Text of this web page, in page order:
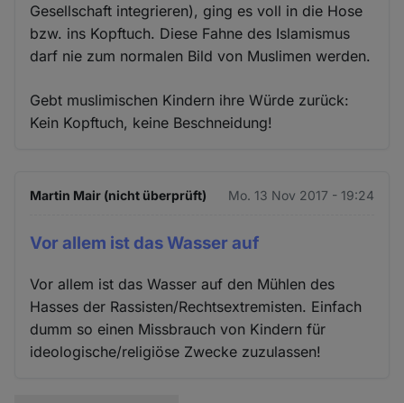
Gesellschaft integrieren), ging es voll in die Hose
bzw. ins Kopftuch. Diese Fahne des Islamismus
darf nie zum normalen Bild von Muslimen werden.
Gebt muslimischen Kindern ihre Würde zurück:
Kein Kopftuch, keine Beschneidung!
Martin Mair (nicht überprüft) Mo. 13 Nov 2017 - 19:24
Vor allem ist das Wasser auf
Vor allem ist das Wasser auf den Mühlen des
Hasses der Rassisten/Rechtsextremisten. Einfach
dumm so einen Missbrauch von Kindern für
ideologische/religiöse Zwecke zuzulassen!